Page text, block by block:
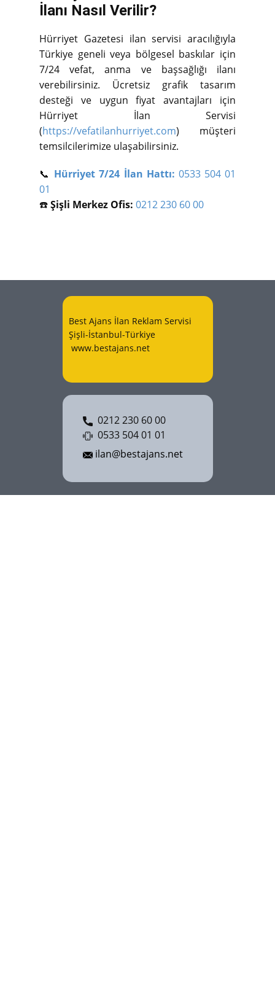
İlanı Nasıl Verilir?
Hürriyet Gazetesi ilan servisi aracılığıyla
Türkiye geneli veya bölgesel baskılar için
7/24 vefat, anma ve başsağlığı ilanı
verebilirsiniz. Ücretsiz grafik tasarım
desteği ve uygun fiyat avantajları için
Hürriyet İlan Servisi
(https://vefatilanhurriyet.com) müşteri
temsilcilerimize ulaşabilirsiniz.
📞 Hürriyet 7/24 İlan Hattı: 0533 504 01
01
☎️Şişli Merkez Ofis: 0212 230 60 00
Best Ajans İlan Reklam Servisi
Şişli-İstanbul-Türkiye
www.bestajans.net
0212 230 60 00
0533 504 01 01
ilan@bestajans.net